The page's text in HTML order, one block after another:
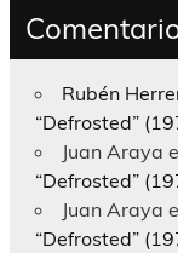
Rubén
“Defrosted”
Juan Araya
“Defrosted”
Juan Araya
“Defrosted”